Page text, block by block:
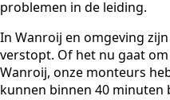
problemen in de leiding.
In Wanroij en omgeving
verstopt. Of het nu gaat
Wanroij, onze monteurs
kunnen binnen 40 minuten